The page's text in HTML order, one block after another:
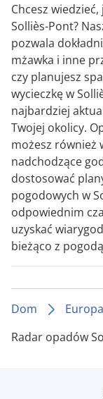
Chcesz
Solliès-Pont?
pozwala
mżawka i inne
czy planujesz
wycieczkę w
najbardziej
Twojej okolicy.
możesz również
nadchodzące
dostosować
pogodowych w
odpowiednim
uzyskać
bieżąco z
Dom Europa
Radar opadów